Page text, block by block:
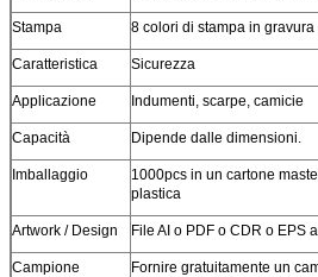
Stampa 8 colori di stampa in
Caratteristica Sicurezza
Applicazione Indumenti, scarpe, camicie
Capacità Dipende dalle dimensioni.
Imballaggio
1000pcs in un cartone
plastica
Artwork / Design File AI o PDF o CDR o EPS
Campione Fornire gratuitamente un